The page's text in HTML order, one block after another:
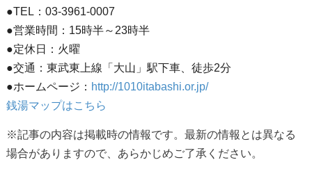
●TEL：03-3961-0007
●営業時間：15時半～23時半
●定休日：火曜
●交通：東武東上線「大山」駅下車、徒歩2分
●ホームページ： http://1010itabashi.or.jp/
銭湯マップはこちら
※記事の内容は掲載時の情報です。最新の情報とは異なる
場合がありますので、あらかじめご了承ください。